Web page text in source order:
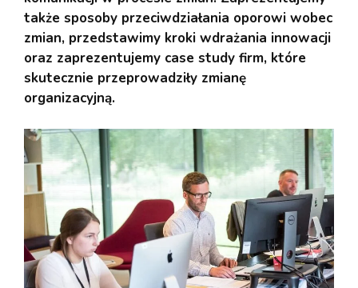
także sposoby przeciwdziałania oporowi wobec
zmian, przedstawimy kroki wdrażania innowacji
oraz zaprezentujemy case study firm, które
skutecznie przeprowadziły zmianę
organizacyjną.